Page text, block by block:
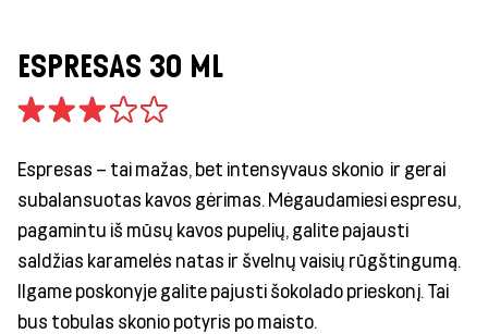
ESPRESAS 30 ML
Espresas – tai mažas, bet intensyvaus skonio ir gerai
subalansuotas kavos gėrimas. Mėgaudamiesi espresu,
pagamintu iš mūsų kavos pupelių, galite pajausti
saldžias karamelės natas ir švelnų vaisių rūgštingumą.
Ilgame poskonyje galite pajusti šokolado prieskonį. Tai
bus tobulas skonio potyris po maisto.